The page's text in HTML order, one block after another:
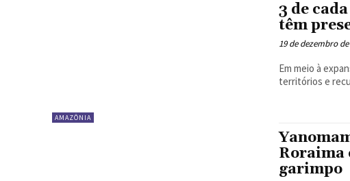
AMAZÔNIA
3 de
têm
19 de dezembro de
Em meio à
territórios e
Roraima
garimpo